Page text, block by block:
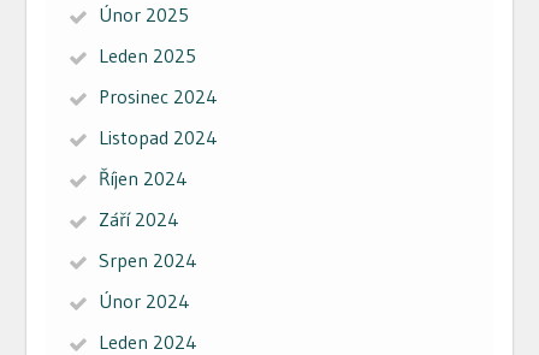
Únor 2025
Leden 2025
Prosinec 2024
Listopad 2024
Říjen 2024
Září 2024
Srpen 2024
Únor 2024
Leden 2024